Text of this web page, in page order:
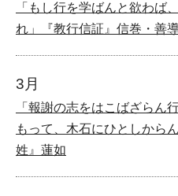
「もし行を学ばんと欲わば
れ」『教行信証』信巻・善
3月
「報謝の志をはこばざらん
もって、木石にひとしから
姓』蓮如